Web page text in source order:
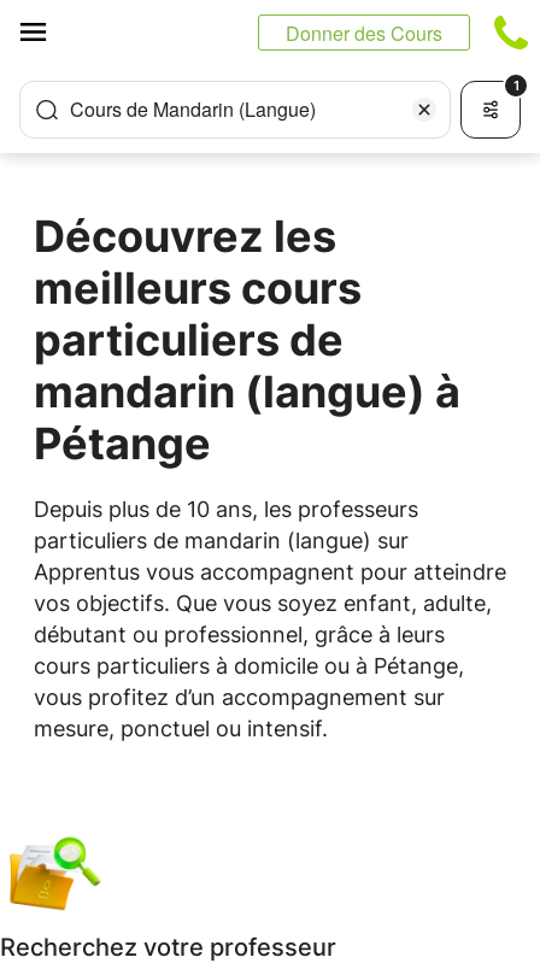
Donner des Cours
Cours de Mandarin (Langue)
1
Découvrez les
meilleurs cours
particuliers de
mandarin (langue) à
Pétange
Depuis plus de 10 ans, les professeurs
particuliers de mandarin (langue) sur
Apprentus vous accompagnent pour atteindre
vos objectifs. Que vous soyez enfant, adulte,
débutant ou professionnel, grâce à leurs
cours particuliers à domicile ou à Pétange,
vous profitez d’un accompagnement sur
mesure, ponctuel ou intensif.
Recherchez votre professeur